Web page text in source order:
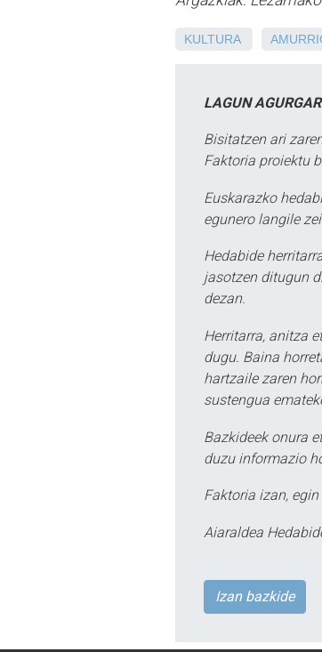
KULTURA
LAGUN
Bisitatzen ari
Faktoria proiektu
Euskarazko
egunero langile
Hedabide
jasotzen ditugun
dezan.
Herritarra, anitza
dugu. Baina
hartzaile zaren
sustengua
Bazkideek onura
duzu informazio
Faktoria izan,
Aiaraldea
Izan bazkide